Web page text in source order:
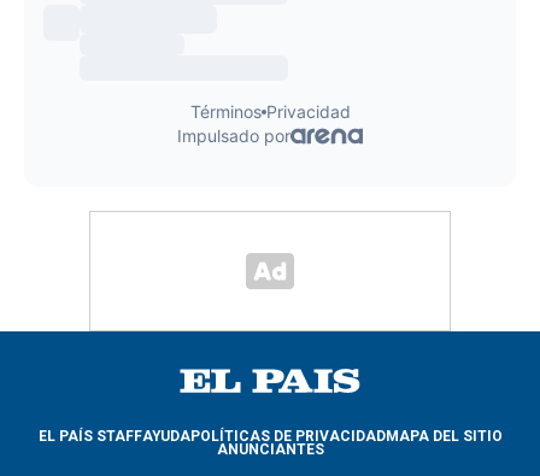
EL PAÍS STAFFAYUDAPOLÍTICAS DE PRIVACIDADMAPA DEL SITIO
ANUNCIANTES